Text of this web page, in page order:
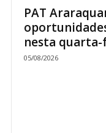
PAT
nesta
05/08/2026